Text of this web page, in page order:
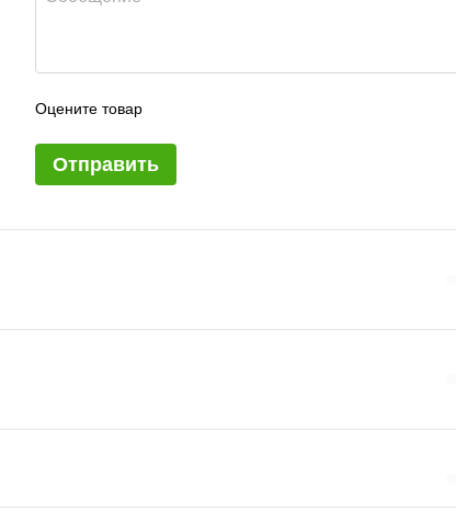
Оцените товар
Отправить